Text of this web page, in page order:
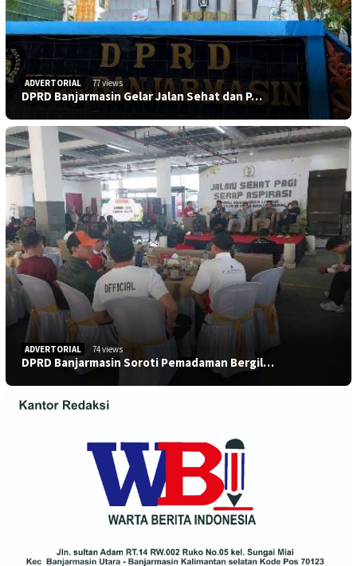
ADVERTORIAL 77 views
DPRD Banjarmasin Gelar Jalan Sehat dan P…
ADVERTORIAL 74 views
DPRD Banjarmasin Soroti Pemadaman Bergil…